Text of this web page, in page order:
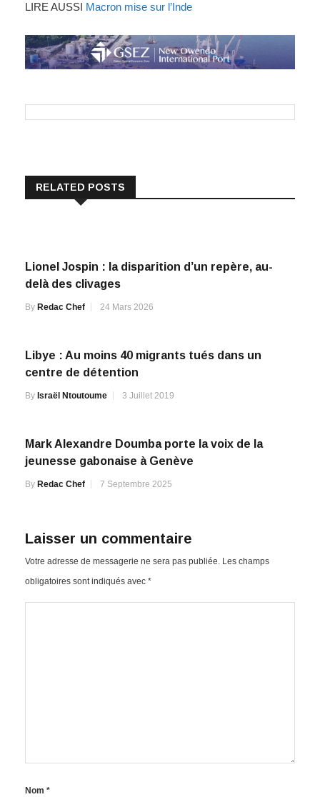
LIRE AUSSI Macron mise sur l’Inde
RELATED POSTS
Lionel Jospin : la disparition d’un repère, au-
delà des clivages
By Redac Chef 24 Mars 2026
Libye : Au moins 40 migrants tués dans un
centre de détention
By Israël Ntoutoume 3 Juillet 2019
Mark Alexandre Doumba porte la voix de la
jeunesse gabonaise à Genève
By Redac Chef 7 Septembre 2025
Laisser un commentaire
Votre adresse de messagerie ne sera pas publiée. Les champs
obligatoires sont indiqués avec *
Nom *